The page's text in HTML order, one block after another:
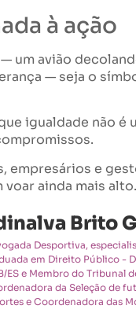
à ação
um avião
— seja o
igualdade não
empresários e
ainda mais alto.
Brito
Desportiva,
em Direito Público -
ES e Membro do Tribunal
da Seleção de
e Coordenadora das